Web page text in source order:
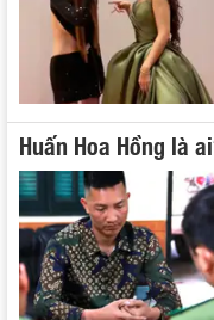
Huấn Hoa Hồng là